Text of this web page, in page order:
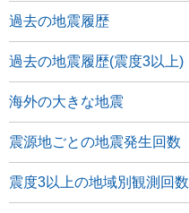
過去の地震履歴
過去の地震履歴(震度3以上)
海外の大きな地震
震源地ごとの地震発生回数
震度3以上の地域別観測回数